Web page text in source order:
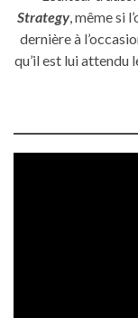
Strategy, même si
dernière à
qu’il est lui attendu